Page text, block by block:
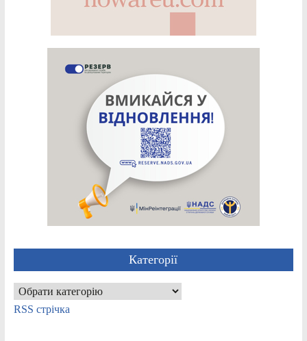
Категорії
Категорії
RSS стрічка